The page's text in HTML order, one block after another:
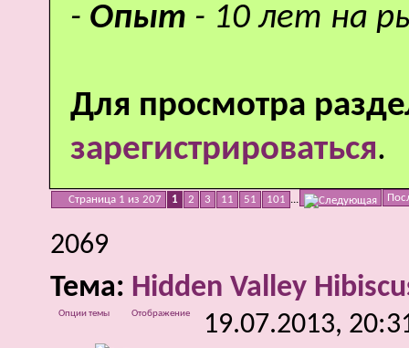
- Опыт - 10 лет на
Для просмотра
зарегистрироваться.
Страница 1 из 207 1 2 3 11 51 101 ...
2069
Тема: Hidden Valley
Опции темы Отображение 19.07.2013,